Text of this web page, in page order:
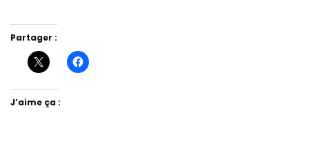
Partager :
J’aime ça :